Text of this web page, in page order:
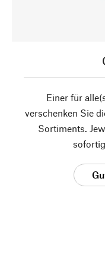
Einer für
verschenken Sie
Sortiments.